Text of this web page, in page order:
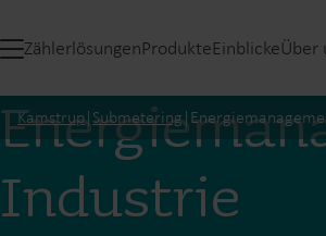
ZählerlösungenProdukteEinblickeÜber
Kamstrup| Submetering|
Industrie